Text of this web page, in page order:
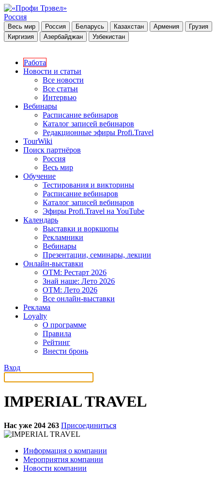
Россия
Весь мир Россия Беларусь Казахстан Армения
Грузия
Киргизия
Азербайджан Узбекистан
Работа
Новости и статьи
Все новости
Все статьи
Интервью
Вебинары
Расписание вебинаров
Каталог записей вебинаров
Редакционные эфиры Profi.Travel
TourWiki
Поиск партнёров
Россия
Весь мир
Обучение
Тестирования и викторины
Расписание вебинаров
Каталог записей вебинаров
Эфиры Profi.Travel на YouTube
Календарь
Выставки и воркшопы
Рекламники
Вебинары
Презентации, семинары, лекции
Онлайн-выставки
OTM: Рестарт 2026
Знай наше: Лето 2026
OTM: Лето 2026
Все онлайн-выставки
Реклама
Loyalty
О программе
Правила
Рейтинг
Внести бронь
Вход
IMPERIAL TRAVEL
Нас уже 204 263 Присоединиться
Информация о компании
Мероприятия компании
Новости компании